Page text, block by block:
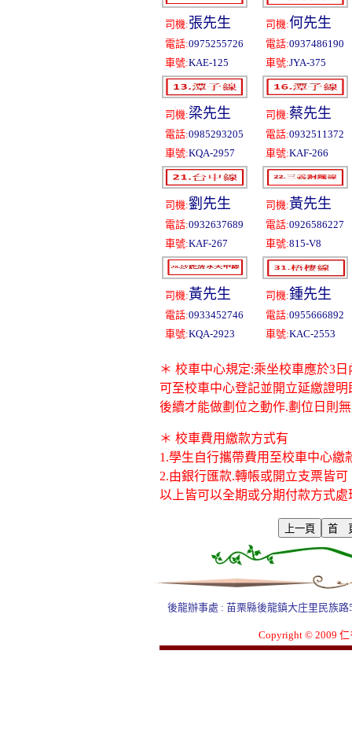
司機:張先生
電話:0975255726
車號:KAE-125
司機:何先生
電話:0937486190
車號:JYA-375
司機:梁先生
電話:0985293205
車號:KQA-2957
司機:蔡先生
電話:0932511372
車號:KAF-266
司機:劉先生
電話:0932637689
車號:KAF-267
司機:黃先生
電話:0926586227
車號:815-V8
司機:黃先生
電話:0933452746
車號:KQA-2923
司機:鍾先生
電話:0955666892
車號:KAC-2553
＊ 校車中心規定:乘坐校車應於3
可至校車中心登記並開立延繳證
後續才能做劃位之動作.劃位日則
＊ 校車費用繳款方式有
1.學生自行攜帶費用至校車中心繳
2.由銀行匯款.轉帳或開立支票皆可
以上皆可以全期或分期付款方式
後龍辦事處 : 苗栗縣後龍鎮大庄里民族
Copyright © 2009